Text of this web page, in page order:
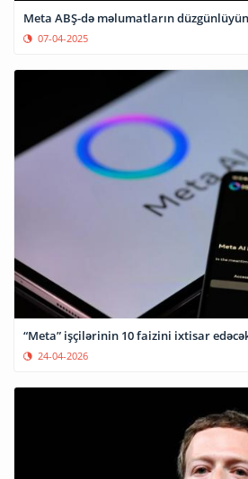
Meta ABŞ-də məlumatların
07-04-2025
“Meta” işçilərinin 10 faizini ixtisar
24-04-2026